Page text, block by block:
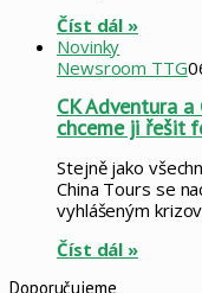
Číst dál »
Novinky
Newsroom TTG
CK Adventura
chceme ji řešit
Stejně jako
China Tours se
vyhlášeným
Číst dál »
Doporučujeme